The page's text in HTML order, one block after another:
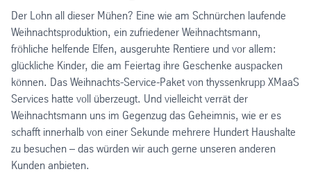
Der Lohn all dieser Mühen? Eine wie am Schnürchen laufende
Weihnachtsproduktion, ein zufriedener Weihnachtsmann,
fröhliche helfende Elfen, ausgeruhte Rentiere und vor allem:
glückliche Kinder, die am Feiertag ihre Geschenke auspacken
können. Das Weihnachts-Service-Paket von thyssenkrupp XMaaS
Services hatte voll überzeugt. Und vielleicht verrät der
Weihnachtsmann uns im Gegenzug das Geheimnis, wie er es
schafft innerhalb von einer Sekunde mehrere Hundert Haushalte
zu besuchen – das würden wir auch gerne unseren anderen
Kunden anbieten.